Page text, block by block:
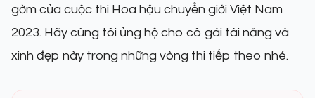
gờm của cuộc thi Hoa hậu chuyển giới Việt Nam
2023. Hãy cùng tôi ủng hộ cho cô gái tài năng và
xinh đẹp này trong những vòng thi tiếp theo nhé.